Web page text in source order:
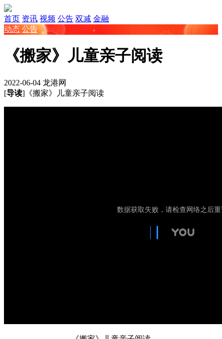
首页 资讯 视频 公告 双减 金融
动态 公告
《搬家》儿童亲子阅读
2022-06-04 龙港网
[导读]《搬家》儿童亲子阅读